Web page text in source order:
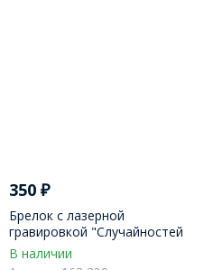
350 ₽
Брелок с лазерной
гравировкой "Случайностей
не бывает"
В наличии